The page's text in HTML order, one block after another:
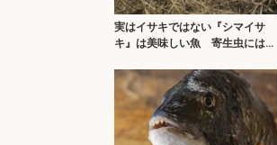
実はイサキではない『シマイサ
キ』は美味しい魚 寄生虫には要